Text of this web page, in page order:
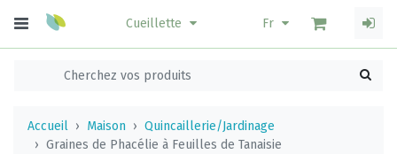
Cueillette Fr
Accueil Maison
Quincaillerie/Jardinage
Graines de Phacélie à Feuilles de Tanaisie